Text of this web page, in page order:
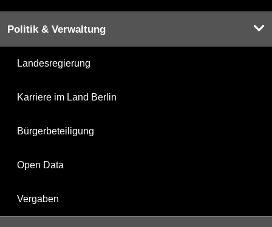
Politik & Verwaltung
Landesregierung
Karriere im Land Berlin
Bürgerbeteiligung
Open Data
Vergaben